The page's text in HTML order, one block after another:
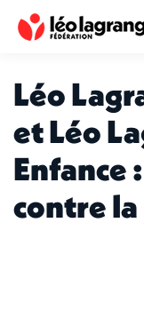
Léo
et Léo
Enfance
contre